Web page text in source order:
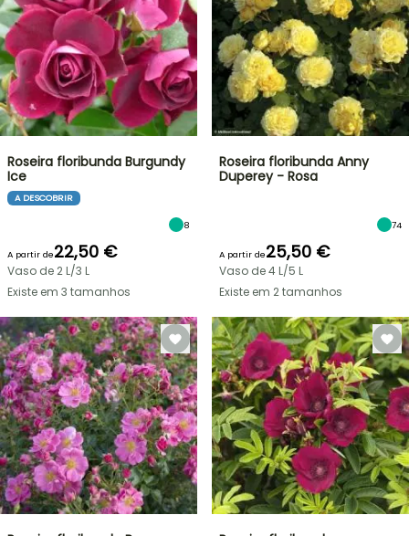
Roseira floribunda Burgundy
Ice
A DESCOBRIR
8
A partir de22,50 €
Vaso de 2 L/3 L
Existe em 3 tamanhos
Roseira floribunda Anny
Duperey - Rosa
74
A partir de25,50 €
Vaso de 4 L/5 L
Existe em 2 tamanhos